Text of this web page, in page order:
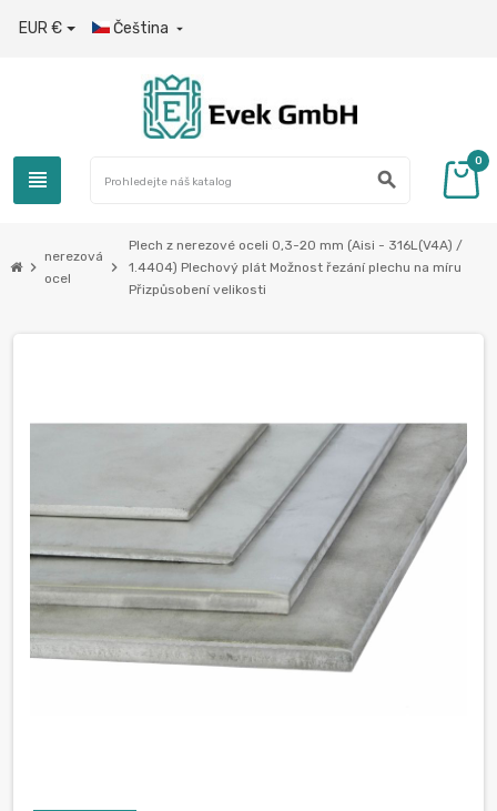
EUR € Čeština 
view_headline search
0
chevron_right
nerezová
ocel
chevron_right
Plech z nerezové oceli 0,3-20 mm (Aisi - 316L(V4A) /
1.4404) Plechový plát Možnost řezání plechu na míru
Přizpůsobení velikosti